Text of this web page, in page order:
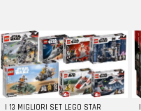
LATEST
STORIES
I 13 MIGLIORI SET LEGO STAR